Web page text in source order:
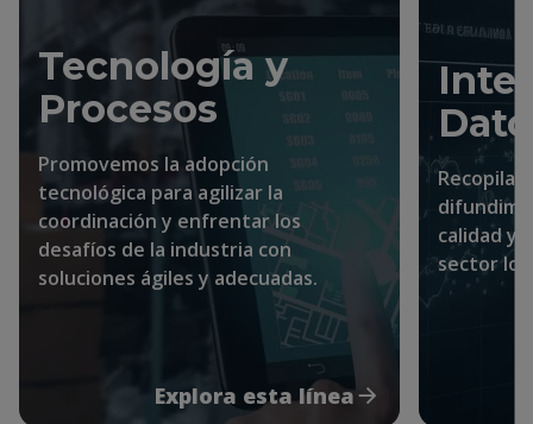
Tecnología y
Procesos
Promovemos la adopción
tecnológica para agilizar la
coordinación y enfrentar los
desafíos de la industria con
soluciones ágiles y adecuadas.
Explora esta línea
calidad y
sector